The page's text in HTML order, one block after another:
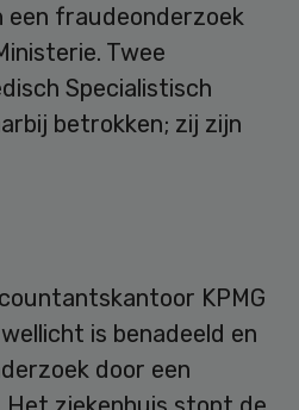
een fraudeonderzoek
Twee
Specialistisch
betrokken; zij zijn
KPMG
is benadeeld en
door een